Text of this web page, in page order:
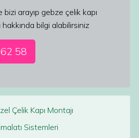
arayıp gebze çelik kapı
bilgi alabilirsiniz
58
Çelik Kapı Montajı
Sistemleri